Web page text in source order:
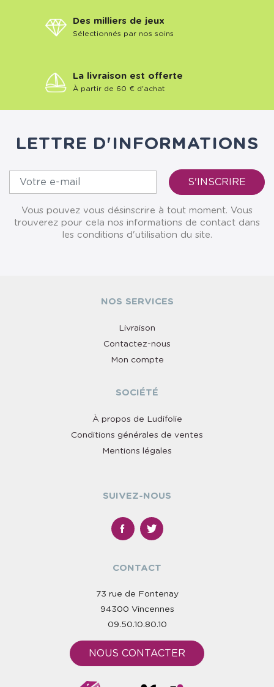
Des milliers de jeux
Sélectionnés par nos soins
La livraison est offerte
À partir de 60 € d'achat
LETTRE D'INFORMATIONS
Vous pouvez vous désinscrire à tout moment. Vous
trouverez pour cela nos informations de contact dans
les conditions d'utilisation du site.
NOS SERVICES
Livraison
Contactez-nous
Mon compte
SOCIÉTÉ
À propos de Ludifolie
Conditions générales de ventes
Mentions légales
SUIVEZ-NOUS
CONTACT
73 rue de Fontenay
94300 Vincennes
09.50.10.80.10
NOUS CONTACTER